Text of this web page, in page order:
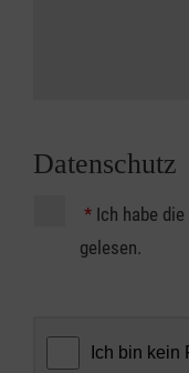
Datenschutz
* Ich habe die
gelesen.